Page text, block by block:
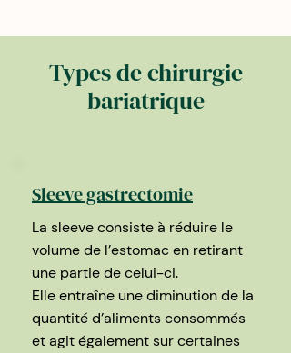
Types de chirurgie
bariatrique
Sleeve gastrectomie
La sleeve consiste à réduire le
volume de l’estomac en retirant
une partie de celui-ci.
Elle entraîne une diminution de la
quantité d’aliments consommés
et agit également sur certaines